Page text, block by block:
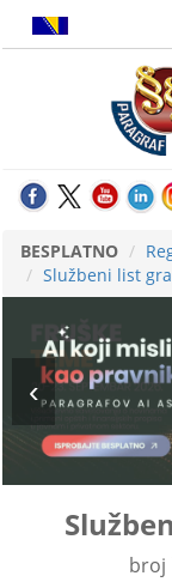
BESPLATNO
Službeni list
broj